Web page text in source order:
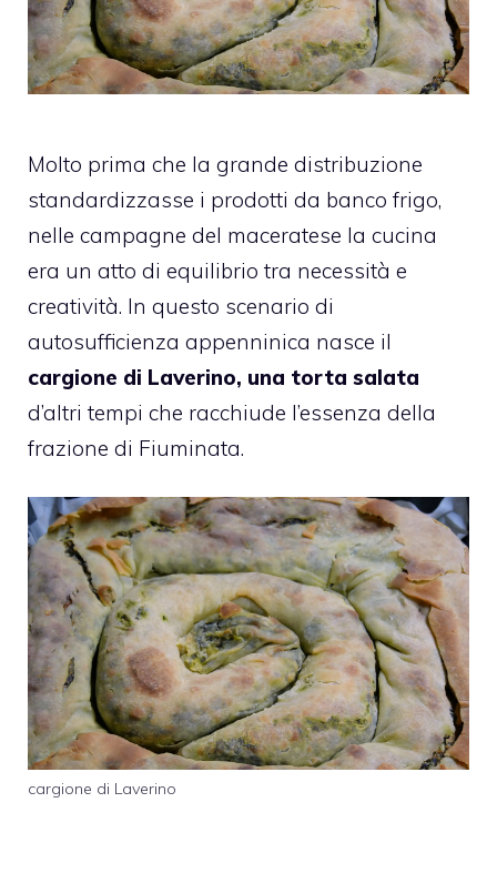
Molto prima che la grande distribuzione
standardizzasse i prodotti da banco frigo,
nelle campagne del maceratese la cucina
era un atto di equilibrio tra necessità e
creatività. In questo scenario di
autosufficienza appenninica nasce il
cargione di Laverino, una torta salata
d’altri tempi che racchiude l’essenza della
frazione di Fiuminata.
cargione di Laverino